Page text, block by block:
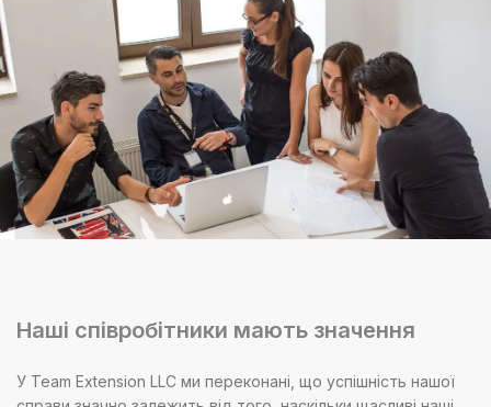
Наші співробітники мають значення
У Team Extension LLC ми переконані, що успішність нашої